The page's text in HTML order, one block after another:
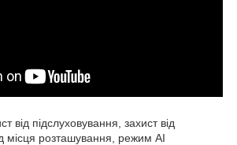
від підслуховування, захист від
місця розташування, режим AI